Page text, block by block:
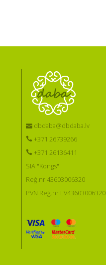
dbdaba@dbdaba.lv
+371 26739266
+371 26136411
SIA "Kongs"
Reģ.nr 43603006320
PVN Reģ.nr LV43603006320